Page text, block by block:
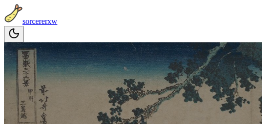
sorcererxw